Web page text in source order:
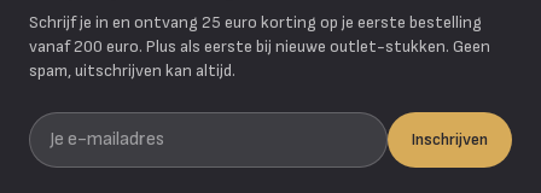
Schrijf je in en ontvang 25 euro korting op je eerste bestelling
vanaf 200 euro. Plus als eerste bij nieuwe outlet-stukken. Geen
spam, uitschrijven kan altijd.
Je e-mailadres
Inschrijven